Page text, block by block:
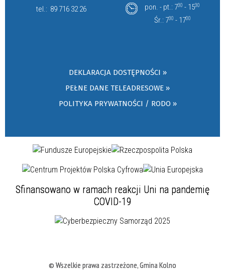
tel.: 89 716 32 26 pon. - pt.: 730 - 1530
Śr.: 730 - 1700
DEKLARACJA DOSTĘPNOŚCI »
PEŁNE DANE TELEADRESOWE »
POLITYKA PRYWATNOŚCI / RODO »
Sfinansowano w ramach reakcji Uni na pandemię
COVID-19
© Wszelkie prawa zastrzeżone, Gmina Kolno